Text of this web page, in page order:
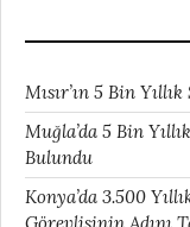
Mısır’ın 5 Bin
Muğla’da 5 Bin
Bulundu
Konya’da 3.500